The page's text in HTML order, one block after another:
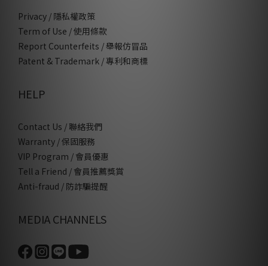
Privacy / 隱私權政策
Term of Use / 使用條款
Report Counterfeits / 舉報仿冒品
Patent & Trademark / 專利和商標
HELP
Contact Us / 聯絡我們
Warranty / 保固服務
VIP Program / 會員優惠
Tell a Friend / 會員推薦獎賞
Anti-fraud / 防詐騙提醒
MEDIA CHANNELS